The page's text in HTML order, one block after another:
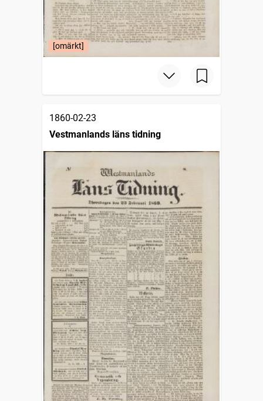
[omärkt]
1860-02-23
Vestmanlands läns tidning